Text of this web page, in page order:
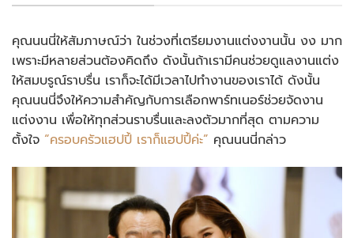
คุณนนนี่ให้สัมภาษณ์ว่า ในช่วงที่เตรียมงานแต่งงานนั้น งง มาก
เพราะมีหลายส่วนต้องคิดถึง ดังนั้นถ้าเรามีคนช่วยดูแลงานแต่ง
ให้สมบรูณ์ราบรื่น เราก็จะได้มีเวลาไปทำงานของเราได้ ดังนั้น
คุณนนนี่จึงให้ความสำคัญกับการเลือกพาร์ทเนอร์ช่วยจัดงาน
แต่งงาน เพื่อให้ทุกส่วนราบรื่นและลงตัวมากที่สุด ตามความ
ตั้งใจ “ครอบครัวแฮปปี้ เราก็แฮปปี้ค่ะ” คุณนนนี่กล่าว